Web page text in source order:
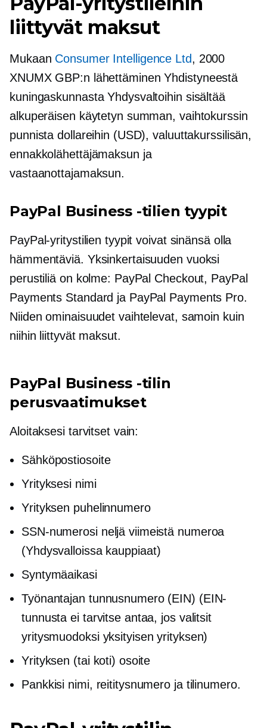
liittyvät maksut
Mukaan Consumer Intelligence Ltd, 2000
XNUMX GBP:n lähettäminen Yhdistyneestä
kuningaskunnasta Yhdysvaltoihin sisältää
alkuperäisen käytetyn summan, vaihtokurssin
punnista dollareihin (USD), valuuttakurssilisän,
ennakkolähettäjämaksun ja
vastaanottajamaksun.
PayPal Business -tilien tyypit
PayPal-yritystilien tyypit voivat sinänsä olla
hämmentäviä. Yksinkertaisuuden vuoksi
perustiliä on kolme: PayPal Checkout, PayPal
Payments Standard ja PayPal Payments Pro.
Niiden ominaisuudet vaihtelevat, samoin kuin
niihin liittyvät maksut.
PayPal Business -tilin
perusvaatimukset
Aloitaksesi tarvitset vain:
Sähköpostiosoite
Yrityksesi nimi
Yrityksen puhelinnumero
SSN-numerosi neljä viimeistä numeroa
(Yhdysvalloissakauppiaat)
Syntymäaikasi
Työnantajan tunnusnumero (EIN) (EIN-
tunnusta ei tarvitse antaa, jos valitsit
yritysmuodoksi yksityisen yrityksen)
Yrityksen (tai koti) osoite
Pankkisi nimi, reititysnumero ja tilinumero.